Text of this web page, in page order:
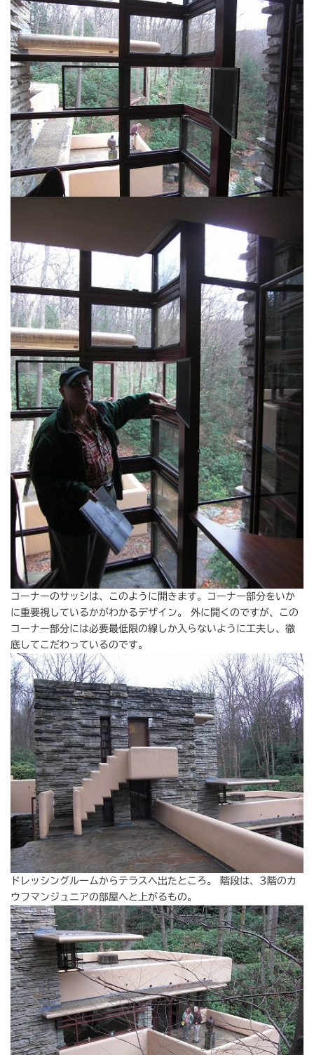
コーナーのサッシは、このように開きます。コーナー部分をいか
に重要視しているかがわかるデザイン。 外に開くのですが、この
コーナー部分には必要最低限の線しか入らないように工夫し、徹
底してこだわっているのです。
ドレッシングルームからテラスへ出たところ。 階段は、3階のカ
ウフマンジュニアの部屋へと上がるもの。